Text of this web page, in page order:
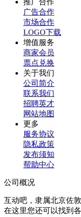
推广合作
广告合作
市场合作
LOGO下载
增值服务
商家会员
票点兑换
关于我们
公司简介
联系我们
招聘英才
网站地图
更多
服务协议
隐私政策
发布须知
帮助中心
公司概况
互动吧，隶属北京佐
在这里您还可以找到